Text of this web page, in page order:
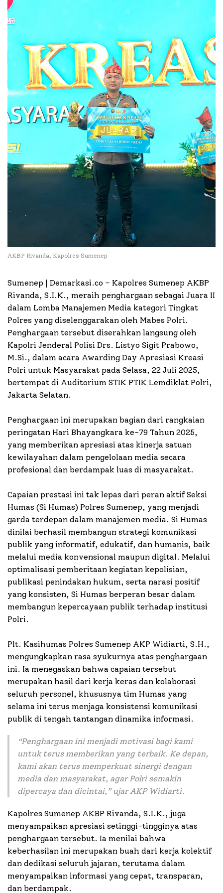
AKBP Rivanda, Kapolres Sumenep
Sumenep | Demarkasi.co – Kapolres Sumenep AKBP
Rivanda, S.I.K., meraih penghargaan sebagai Juara II
dalam Lomba Manajemen Media kategori Tingkat
Polres yang diselenggarakan oleh Mabes Polri.
Penghargaan tersebut diserahkan langsung oleh
Kapolri Jenderal Polisi Drs. Listyo Sigit Prabowo,
M.Si., dalam acara Awarding Day Apresiasi Kreasi
Polri untuk Masyarakat pada Selasa, 22 Juli 2025,
bertempat di Auditorium STIK PTIK Lemdiklat Polri,
Jakarta Selatan.
Penghargaan ini merupakan bagian dari rangkaian
peringatan Hari Bhayangkara ke-79 Tahun 2025,
yang memberikan apresiasi atas kinerja satuan
kewilayahan dalam pengelolaan media secara
profesional dan berdampak luas di masyarakat.
Capaian prestasi ini tak lepas dari peran aktif Seksi
Humas (Si Humas) Polres Sumenep, yang menjadi
garda terdepan dalam manajemen media. Si Humas
dinilai berhasil membangun strategi komunikasi
publik yang informatif, edukatif, dan humanis, baik
melalui media konvensional maupun digital. Melalui
optimalisasi pemberitaan kegiatan kepolisian,
publikasi penindakan hukum, serta narasi positif
yang konsisten, Si Humas berperan besar dalam
membangun kepercayaan publik terhadap institusi
Polri.
Plt. Kasihumas Polres Sumenep AKP Widiarti, S.H.,
mengungkapkan rasa syukurnya atas penghargaan
ini. Ia menegaskan bahwa capaian tersebut
merupakan hasil dari kerja keras dan kolaborasi
seluruh personel, khususnya tim Humas yang
selama ini terus menjaga konsistensi komunikasi
publik di tengah tantangan dinamika informasi.
“Penghargaan ini menjadi motivasi bagi kami
untuk terus memberikan yang terbaik. Ke depan,
kami akan terus memperkuat sinergi dengan
media dan masyarakat, agar Polri semakin
dipercaya dan dicintai,” ujar AKP Widiarti.
Kapolres Sumenep AKBP Rivanda, S.I.K., juga
menyampaikan apresiasi setinggi-tingginya atas
penghargaan tersebut. Ia menilai bahwa
keberhasilan ini merupakan buah dari kerja kolektif
dan dedikasi seluruh jajaran, terutama dalam
menyampaikan informasi yang cepat, transparan,
dan berdampak.